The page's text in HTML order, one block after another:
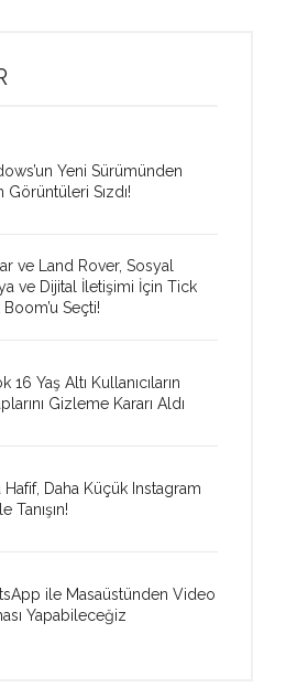
Yeni Sürümünden
Görüntüleri Sızdı!
ve Land Rover, Sosyal
ve Dijital İletişimi İçin Tick
Seçti!
16 Yaş Altı Kullanıcıların
Gizleme Kararı Aldı
Hafif, Daha Küçük Instagram
Tanışın!
ile Masaüstünden Video
Yapabileceğiz